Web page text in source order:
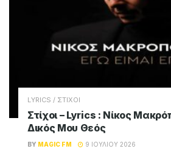
LYRICS / ΣΤΙΧΟΙ
Στίχοι – Lyrics : Νίκος
Την Κάψω Την Πόλη
BY MAGIC FM 9 ΙΟΥΛΊΟΥ 2026